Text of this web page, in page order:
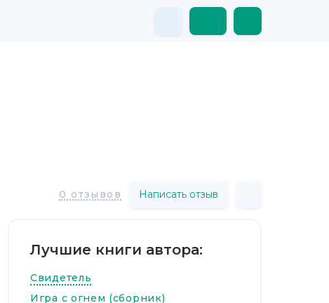
0 отзывов Написать отзыв
Лучшие книги автора:
Свидетель
Игра с огнем (сборник)